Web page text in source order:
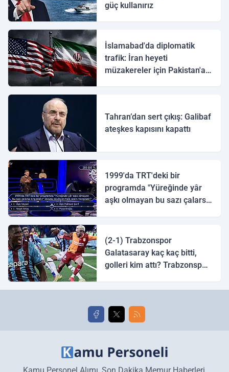
güç kullanırız
İslamabad'da diplomatik
trafik: İran heyeti
müzakereler için Pakistan'a
Tahran’dan sert çıkış: Galibaf
ateşkes kapısını kapattı
1999'da TRT'deki bir
programda "Yüreğinde yâr
aşkı olmayan bu sazı çalarsa
(2-1) Trabzonspor
Galatasaray kaç kaç bitti,
golleri kim attı? Trabzonspor
golleri!